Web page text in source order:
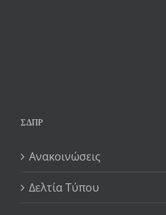
ΣΔΠΡ
Ανακοινώσεις
Δελτία Τύπου